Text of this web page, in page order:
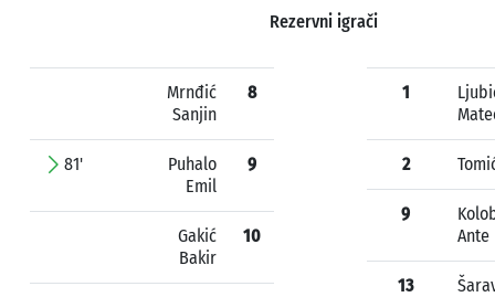
Rezervni igrači
Mrnđić
Sanjin
8
81'
Puhalo
Emil
9
Gakić
Bakir
10
1
2
9
Ante
13